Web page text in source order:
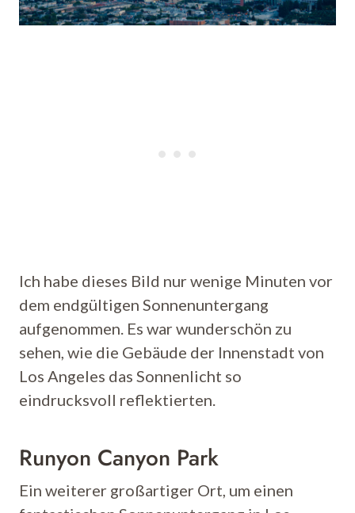
Ich habe dieses Bild nur wenige Minuten vor
dem endgültigen Sonnenuntergang
aufgenommen. Es war wunderschön zu
sehen, wie die Gebäude der Innenstadt von
Los Angeles das Sonnenlicht so
eindrucksvoll reflektierten.
Runyon Canyon Park
Ein weiterer großartiger Ort, um einen